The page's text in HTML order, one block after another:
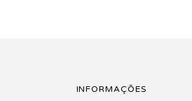
INFORMAÇÕES